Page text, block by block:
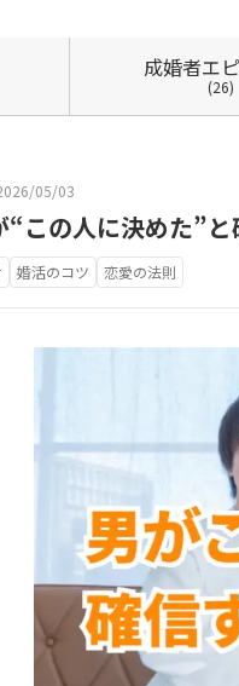
成婚者エ
(26)
05/03
“この人に決めた”
婚活のコツ 恋愛の法則